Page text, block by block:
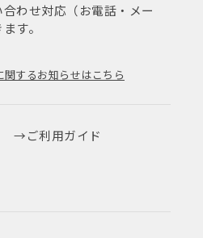
わせ対応（お電話・メー
す。
するお知らせはこちら
ご利用ガイド